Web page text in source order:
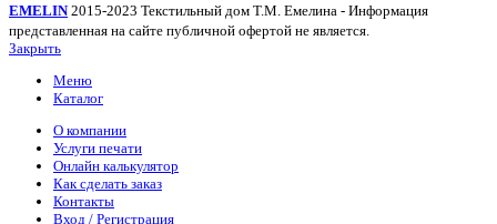
EMELIN 2015-2023 Текстильный дом Т.М. Емелина - Информация
представленная на сайте публичной офертой не является.
Закрыть
Меню
Каталог
О компании
Услуги печати
Онлайн калькулятор
Как сделать заказ
Контакты
Вход / Регистрация